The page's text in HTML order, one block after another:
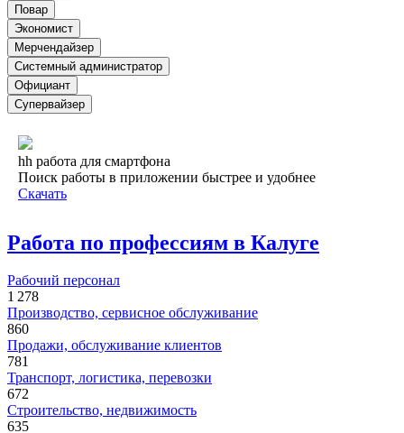
Повар
Экономист
Мерчендайзер
Системный администратор
Официант
Супервайзер
hh работа для смартфона
Поиск работы в приложении быстрее и удобнее
Скачать
Работа по профессиям в Калуге
Рабочий персонал
1 278
Производство, сервисное обслуживание
860
Продажи, обслуживание клиентов
781
Транспорт, логистика, перевозки
672
Строительство, недвижимость
635